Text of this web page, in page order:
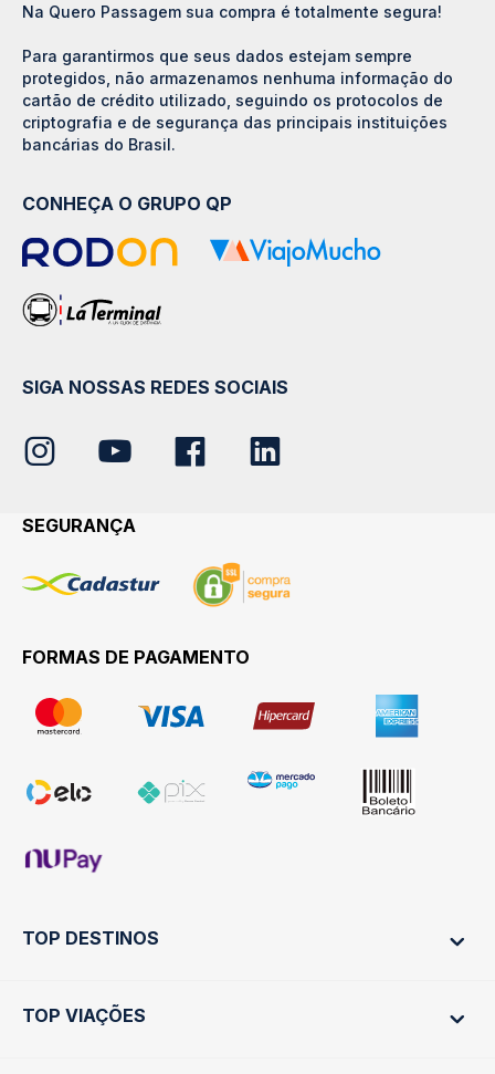
Na Quero Passagem sua compra é totalmente segura!
Para garantirmos que seus dados estejam sempre
protegidos, não armazenamos nenhuma informação do
cartão de crédito utilizado, seguindo os protocolos de
criptografia e de segurança das principais instituições
bancárias do Brasil.
CONHEÇA O GRUPO QP
SIGA NOSSAS REDES SOCIAIS
SEGURANÇA
FORMAS DE PAGAMENTO
TOP DESTINOS
Ônibus Rio de Janeiro
TOP VIAÇÕES